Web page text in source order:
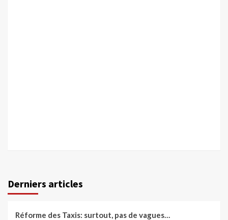
Derniers articles
Réforme des Taxis: surtout, pas de vagues…